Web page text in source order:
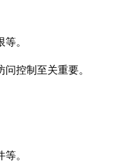
。
控制至关重要。
。